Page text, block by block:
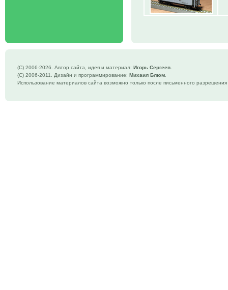
(C) 2006-2026. Автор сайта, идея и материал: Игорь Сергеев
(C) 2006-2011. Дизайн и программирование: Михаил Блюм
Использование материалов сайта возможно только после письменного